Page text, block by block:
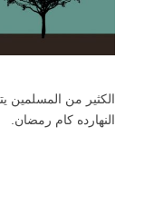
الكثير من
النهارده كام رمضان.